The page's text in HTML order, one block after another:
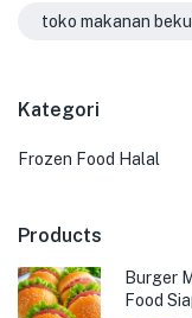
toko makanan
Kategori
Frozen Food Halal
Products
Burger
Food